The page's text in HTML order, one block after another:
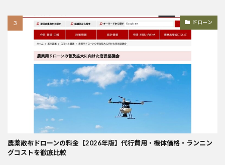
ドローン
農薬散布ドローンの料金【2026年版】代行費用・機体価格・ランニン
グコストを徹底比較